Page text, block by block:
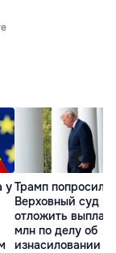
уТрамп попросил
Верховный суд
отложить
млн по делу об
изнасиловании